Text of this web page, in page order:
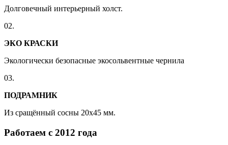
Долговечный интерьерный холст.
02.
ЭКО КРАСКИ
Экологически безопасные экосольвентные чернила
03.
ПОДРАМНИК
Из сращённый сосны 20x45 мм.
Работаем с 2012 года